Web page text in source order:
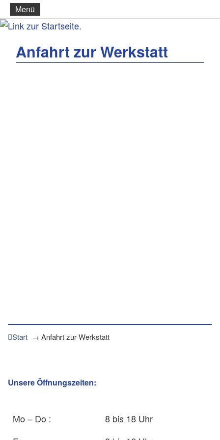
Menü
Anfahrt zur Werkstatt
Start → Anfahrt zur Werkstatt
Unsere Öffnungszeiten:
Mo – Do :
8 bis 18 Uhr